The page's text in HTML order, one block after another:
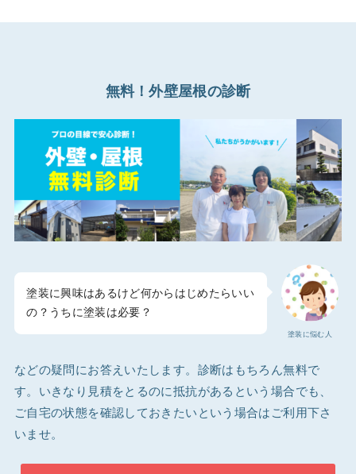
無料！外壁屋根の診断
塗装に悩む人
塗装に興味はあるけど何からはじめたらいい
の？うちに塗装は必要？
などの疑問にお答えいたします。診断はもちろん無料で
す。いきなり見積をとるのに抵抗があるという場合でも、
ご自宅の状態を確認しておきたいという場合はご利用下さ
いませ。